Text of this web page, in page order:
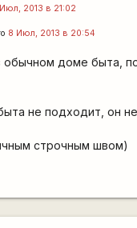
2013 в 21:02
8 Июл, 2013 в 20:54
доме быта,
не подходит, он
строчным швом)